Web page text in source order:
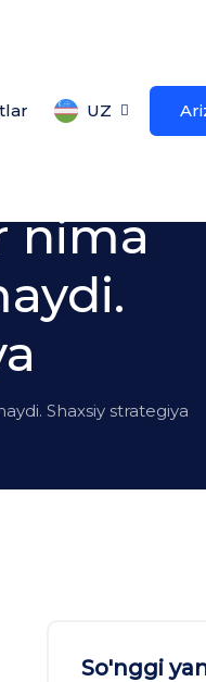
UZ
nima
Shaxsiy strategiya
So'nggi